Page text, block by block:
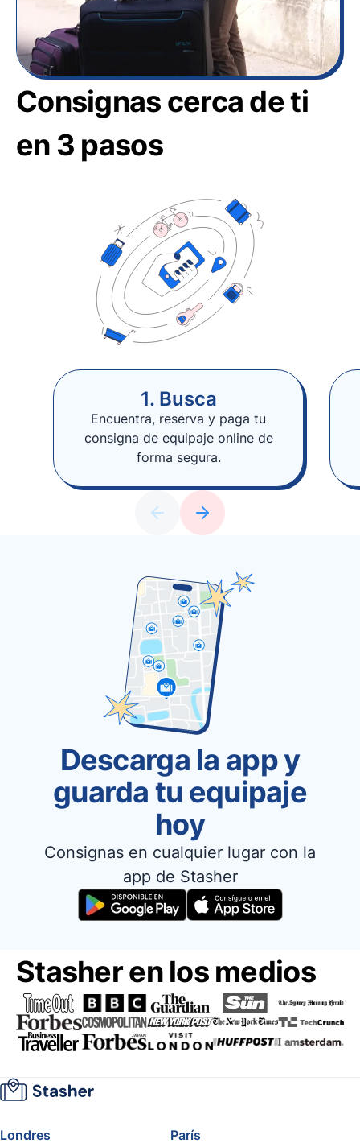
Consignas cerca de ti
en 3 pasos
1. Busca
Encuentra, reserva y paga tu
consigna de equipaje online de
forma segura.
Descarga la app y
guarda tu equipaje
hoy
Consignas en cualquier lugar con la
app de Stasher
Stasher en los medios
Londres
París